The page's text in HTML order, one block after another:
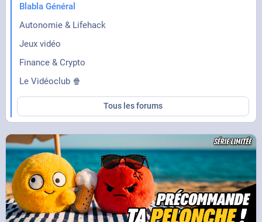
Blabla Général
Autonomie & Lifehack
Jeux vidéo
Finance & Crypto
Le Vidéoclub 🍿
Tous les forums